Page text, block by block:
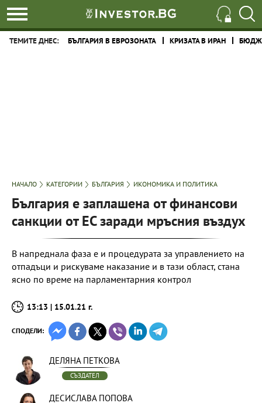
ТЕМИТЕ ДНЕС: БЪЛГАРИЯ В ЕВРОЗОНАТА КРИЗАТА В ИРАН
НАЧАЛО КАТЕГОРИИ БЪЛГАРИЯ ИКОНОМИКА И ПОЛИТИКА
България е заплашена от финансови
санкции от ЕС заради мръсния въздух
В напреднала фаза е и процедурата за управлението на
отпадъци и рискуваме наказание и в тази област, стана
ясно по време на парламентарния контрол
13:13 | 15.01.21 г.
СПОДЕЛИ:
ДЕЛЯНА ПЕТКОВА
СЪЗДАТЕЛ
ДЕСИСЛАВА ПОПОВА